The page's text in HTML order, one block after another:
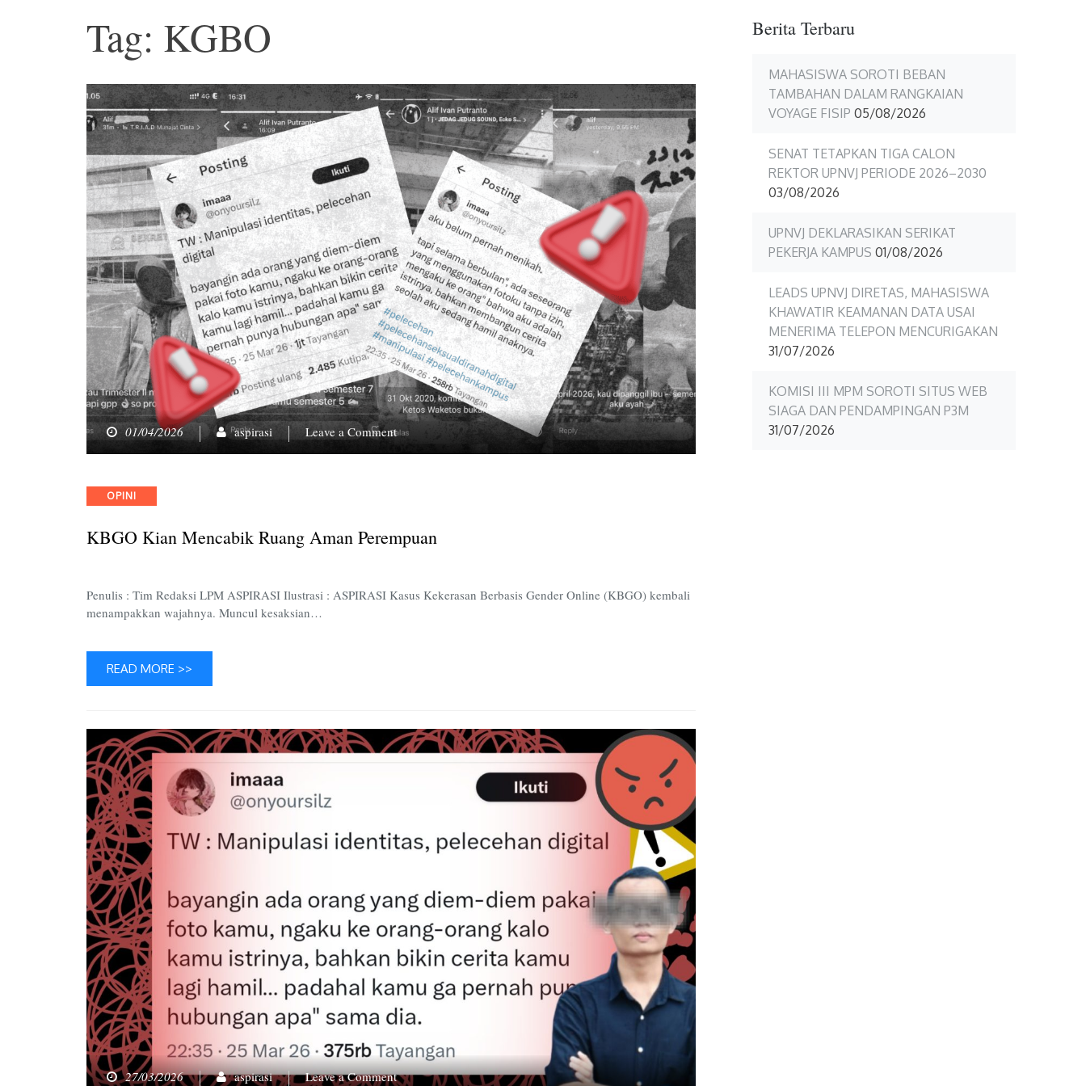
Tag: KGBO
01/04/2026 aspirasi Leave a Commenton
KBGO
Perempuan
Categories
OPINI
KBGO Kian Mencabik Ruang Aman Perempuan
Penulis : Tim Redaksi LPM ASPIRASI Ilustrasi : ASPIRASI Kasus Kekerasan Berbasis Gender Online (KBGO) kembali
menampakkan wajahnya. Muncul kesaksian…
READ MORE >>
27/03/2026 aspirasi Leave a Commenton
Berita Terbaru
MAHASISWA SOROTI BEBAN
TAMBAHAN DALAM RANGKAIAN
VOYAGE FISIP 05/08/2026
SENAT TETAPKAN TIGA CALON
REKTOR UPNVJ PERIODE 2026–2030
03/08/2026
UPNVJ DEKLARASIKAN SERIKAT
PEKERJA KAMPUS 01/08/2026
LEADS UPNVJ DIRETAS, MAHASISWA
KHAWATIR KEAMANAN DATA USAI
MENERIMA TELEPON MENCURIGAKAN
31/07/2026
KOMISI III MPM SOROTI SITUS WEB
SIAGA DAN PENDAMPINGAN P3M
31/07/2026